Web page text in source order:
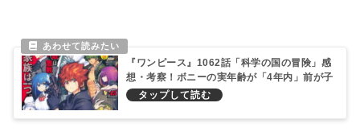
『ワンピース』1062話「科学の国の冒険」感
想・考察！ボニーの実年齢が「4年内」前が子
供の頃と判明した件！